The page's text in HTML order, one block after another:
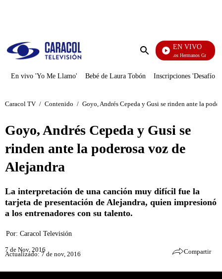
Enviar
EN VIVO
Cuentos De Los Hermanos Grimm
En vivo 'Yo Me Llamo' Bebé de Laura Tobón Inscripciones 'Desafío'
Caracol TV / Contenido / Goyo, Andrés Cepeda y Gusi se rinden ante la
Goyo, Andrés Cepeda y Gusi se
rinden ante la poderosa voz de
Alejandra
La interpretación de una canción muy difícil fue la
tarjeta de presentación de Alejandra, quien impresionó
a los entrenadores con su talento.
Por: Caracol Televisión
7 de Nov, 2016
Actualizado: 7 de nov, 2016 Compartir